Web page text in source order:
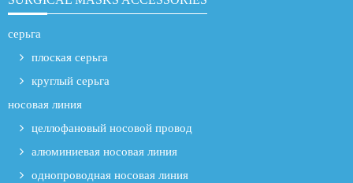
серьга
плоская серьга
круглый серьга
носовая линия
целлофановый носовой провод
алюминиевая носовая линия
однопроводная носовая линия